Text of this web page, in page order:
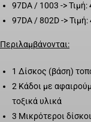
97DA / 1003 -> Τιμή:
97DA / 802D -> Τιμή:
Περιλαμβάνονται:
1 Δίσκος (βάση)
2 Κάδοι με
τοξικά υλικά
3 Μικρότεροι